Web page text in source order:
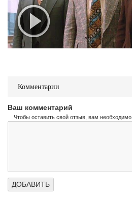
Комментарии
Ваш комментарий
Чтобы оставить свой отзыв, вам необходимо